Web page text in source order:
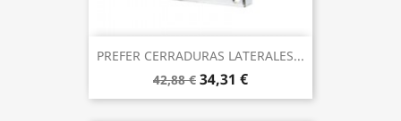
PREFER CERRADURAS LATERALES...
42,88 € 34,31 €